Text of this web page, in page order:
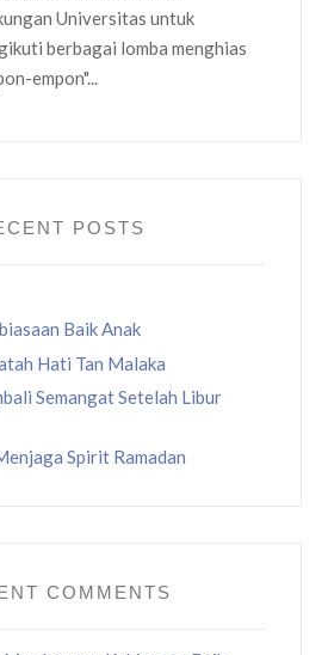
Universitas untuk
berbagai lomba menghias
empon"...
POSTS
Baik Anak
Hati Tan Malaka
Semangat Setelah Libur
Spirit Ramadan
COMMENTS